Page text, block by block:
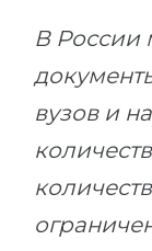
В России
вузов и